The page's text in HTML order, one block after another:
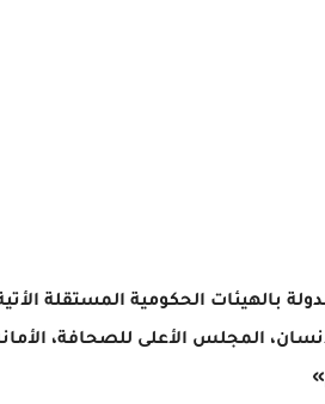
المرتبات للعاملين في الدولة بالهيئات الحكومية المستقلة
المجلس الأعلى للصحافة،